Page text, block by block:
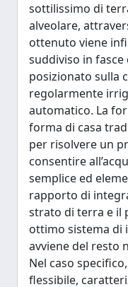
sottilissimo di
alveolare,
ottenuto viene
suddiviso in
posizionato sulla
regolarmente
automatico. La
forma di casa
per risolvere un
consentire
semplice ed
rapporto di
strato di terra e il
ottimo sistema di
avviene del resto
Nel caso
flessibile,